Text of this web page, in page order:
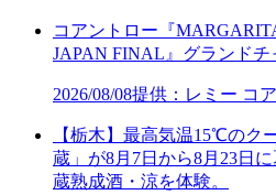
コアントロー『
JAPAN FINAL』グランドチ
2026/08/08提供：レミー コ
【栃木】最高気温15℃のク
蔵」が8月7日から8月23日
蔵熟成酒・涼を体験。